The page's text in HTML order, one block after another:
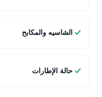
الشاسيه والمكابح
حالة الإطارات